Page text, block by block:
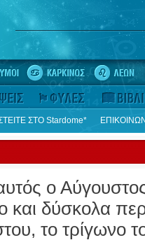
ΣΤΟ Stardome*
ο
και δύσκολα
το τρίγωνο